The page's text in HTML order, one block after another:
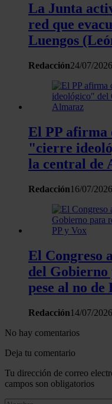
tráfico. Además,
sitio web con
análisis web, quienes
hecho de sus servicios.
La Junta
red que
Luengos
Redacción24/07/2026
El PP afirma
"cierre
la central de
Redacción16/07/2026
El Congreso
del
pese al no de
Redacción14/07/2026
No hay comentarios
Deja tu comentario
Tu dirección de correo
campos son obligatorios